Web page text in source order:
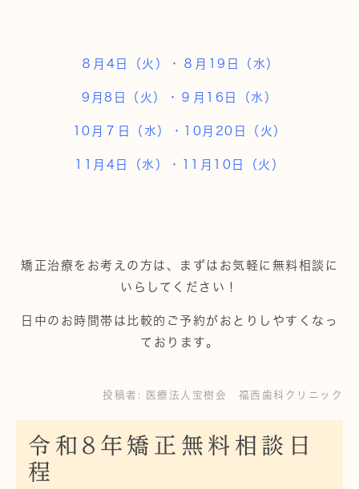
８月4日（火）・８月19日（水）
9月8日（火）・９月16日（水）
10月７日（水）・10月20日（火）
11月4日（水）・11月10日（火）
矯正治療をお考えの方は、まずはお気軽に無料相談に
いらしてください！
日中のお時間帯は比較的ご予約がおとりしやすくなっ
ております。
投稿者: 医療法人宝樹会 福西歯科クリニック
令和8年矯正無料相談日
程